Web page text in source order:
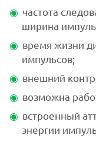
частота
ширина
время жизни
импульсов;
внешний
возможна
встроенный
энергии